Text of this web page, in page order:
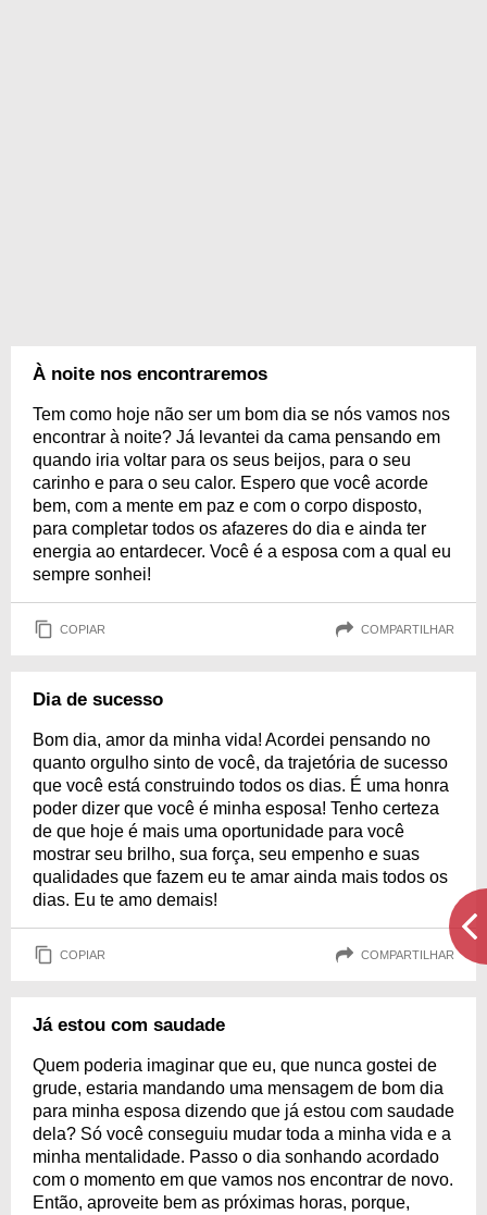
À noite nos encontraremos
Tem como hoje não ser um bom dia se nós vamos nos
encontrar à noite? Já levantei da cama pensando em
quando iria voltar para os seus beijos, para o seu
carinho e para o seu calor. Espero que você acorde
bem, com a mente em paz e com o corpo disposto,
para completar todos os afazeres do dia e ainda ter
energia ao entardecer. Você é a esposa com a qual eu
sempre sonhei!
COPIAR COMPARTILHAR
Dia de sucesso
Bom dia, amor da minha vida! Acordei pensando no
quanto orgulho sinto de você, da trajetória de sucesso
que você está construindo todos os dias. É uma honra
poder dizer que você é minha esposa! Tenho certeza
de que hoje é mais uma oportunidade para você
mostrar seu brilho, sua força, seu empenho e suas
qualidades que fazem eu te amar ainda mais todos os
dias. Eu te amo demais!
COPIAR COMPARTILHAR
Já estou com saudade
Quem poderia imaginar que eu, que nunca gostei de
grude, estaria mandando uma mensagem de bom dia
para minha esposa dizendo que já estou com saudade
dela? Só você conseguiu mudar toda a minha vida e a
minha mentalidade. Passo o dia sonhando acordado
com o momento em que vamos nos encontrar de novo.
Então, aproveite bem as próximas horas, porque,